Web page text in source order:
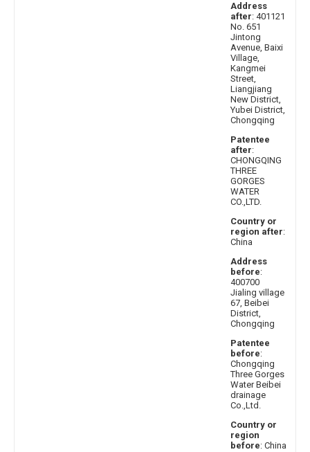
Address
after: 401121
No. 651
Jintong
Avenue, Baixi
Village,
Kangmei
Street,
Liangjiang
New District,
Yubei District,
Chongqing
Patentee
after:
CHONGQING
THREE
GORGES
WATER
CO.,LTD.
Country or
region after:
China
Address
before:
400700
Jialing village
67, Beibei
District,
Chongqing
Patentee
before:
Chongqing
Three Gorges
Water Beibei
drainage
Co.,Ltd.
Country or
region
before: China